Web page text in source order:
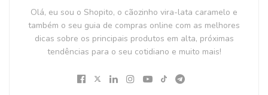
Olá, eu sou o Shopito, o cãozinho vira-lata caramelo e
também o seu guia de compras online com as melhores
dicas sobre os principais produtos em alta, próximas
tendências para o seu cotidiano e muito mais!